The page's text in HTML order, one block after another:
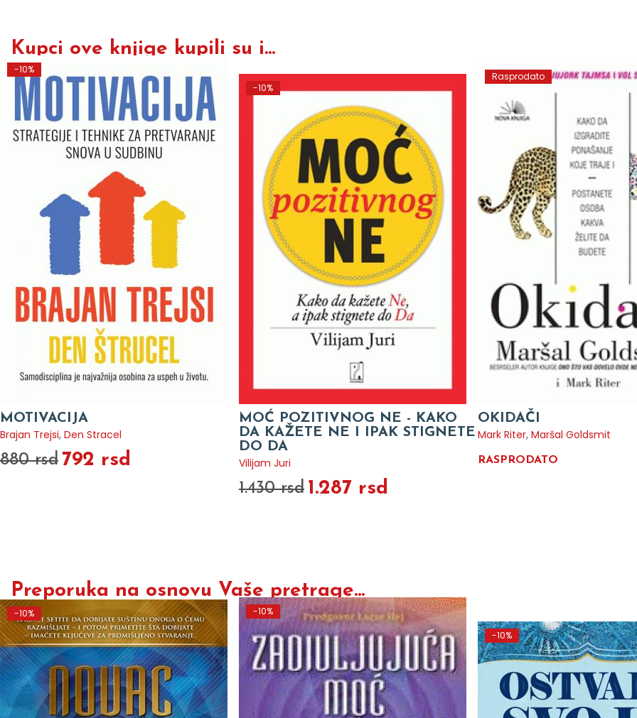
Kupci ove knjige kupili su i...
-10%
MOTIVACIJA
Brajan Trejsi, Den Stracel
880 rsd 792 rsd
-10%
MOĆ POZITIVNOG NE - KAKO
DA KAŽETE NE I IPAK STIGNETE
DO DA
Vilijam Juri
1.430 rsd 1.287 rsd
Rasprodato
OKIDAČI
Mark Riter, Maršal Goldsmit
RASPRODATO
Preporuka na osnovu Vaše pretrage...
-10% -10%
-10%